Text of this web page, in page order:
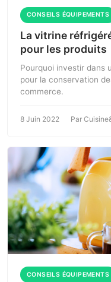
CONSEILS ÉQUIPEMENTS
La vitrine
pour les produits
Pourquoi investir dans
pour la conservation
commerce.
8 Juin 2022 Par
CONSEILS ÉQUIPEMENTS